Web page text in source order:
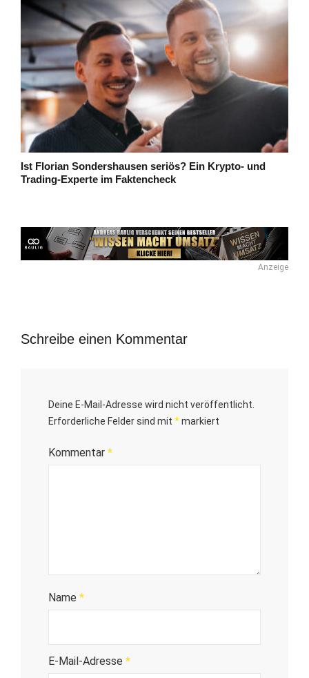
Ist Florian Sondershausen seriös? Ein Krypto- und
Trading-Experte im Faktencheck
Anzeige
Schreibe einen Kommentar
Deine E-Mail-Adresse wird nicht veröffentlicht.
Erforderliche Felder sind mit *markiert
Kommentar *
Name *
E-Mail-Adresse *